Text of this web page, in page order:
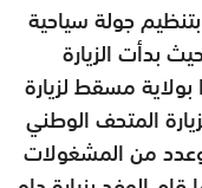
جولة سياحية
بدأت الزيارة
مسقط لزيارة
المتحف الوطني
وعدد من المشغولات